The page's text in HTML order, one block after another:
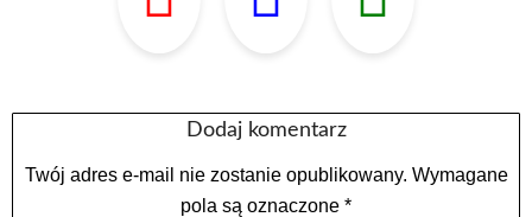
Dodaj komentarz
Twój adres e-mail nie zostanie opublikowany. Wymagane
pola są oznaczone *